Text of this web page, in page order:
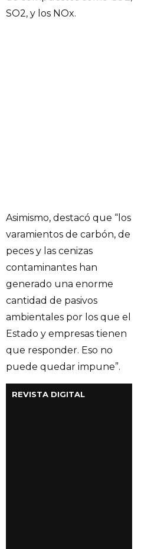
SO2, y los NOx.
Asimismo, destacó que “los
varamientos de carbón, de
peces y las cenizas
contaminantes han
generado una enorme
cantidad de pasivos
ambientales por los que el
Estado y empresas tienen
que responder. Eso no
puede quedar impune”.
REVISTA DIGITAL